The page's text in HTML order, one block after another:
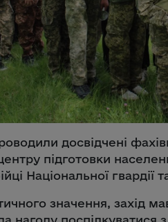
досвідчені
підготовки
Національної гвардії
значення, захід
нагоду поспілкуватися